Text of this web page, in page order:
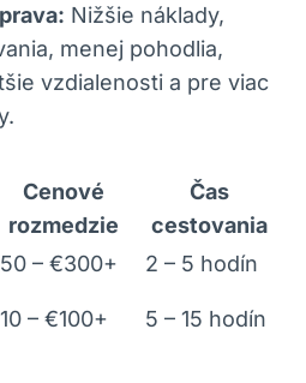
Nižšie náklady,
menej pohodlia,
vzdialenosti a pre viac
Cenové
rozmedzie
Čas
cestovania
– €300+
2 – 5 hodín
– €100+ 5 – 15 hodín